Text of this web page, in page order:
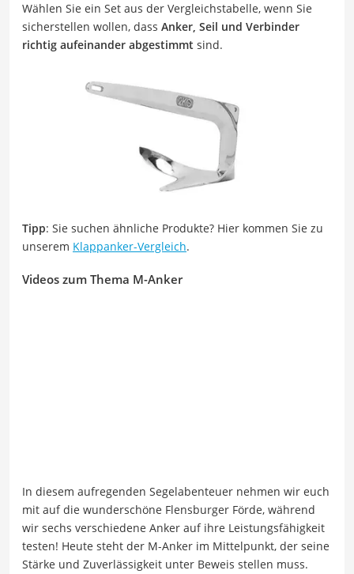
Wählen Sie ein Set aus der Vergleichstabelle, wenn Sie
sicherstellen wollen, dass Anker, Seil und Verbinder
richtig aufeinander abgestimmt sind.
Tipp: Sie suchen ähnliche Produkte? Hier kommen Sie zu
unserem Klappanker-Vergleich.
Videos zum Thema M-Anker
In diesem aufregenden Segelabenteuer nehmen wir euch
mit auf die wunderschöne Flensburger Förde, während
wir sechs verschiedene Anker auf ihre Leistungsfähigkeit
testen! Heute steht der M-Anker im Mittelpunkt, der seine
Stärke und Zuverlässigkeit unter Beweis stellen muss.